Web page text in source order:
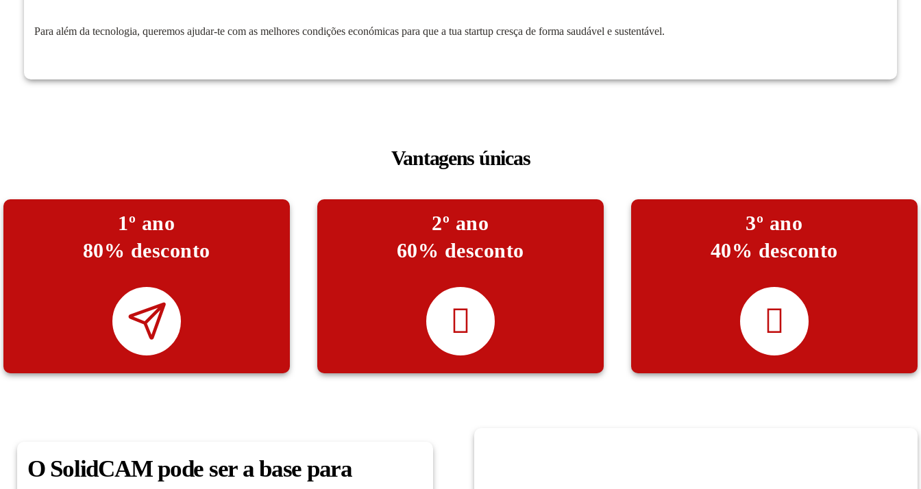
Para além da tecnologia, queremos ajudar-te com as melhores condições económicas para que a tua startup cresça de forma saudável e sustentável.
Vantagens únicas
1º ano
80% desconto
2º ano
60% desconto
3º ano
40% desconto
O SolidCAM pode ser a base para